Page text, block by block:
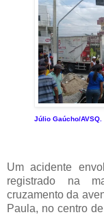
Júlio Gaúcho/AVSQ.
Um acidente
registrado na
cruzamento da
Paula, no centro